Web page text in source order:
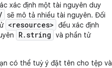
xác định một tài nguyên duy
sẽ mô tả nhiều tài nguyên. Đối
<resources> đều xác định
R.string và phần tử
có thể tuỳ ý đặt tên cho tệp và